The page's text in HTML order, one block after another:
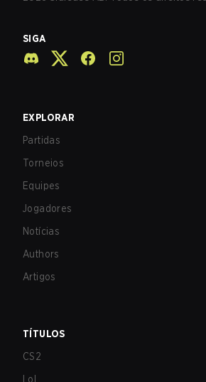
SIGA
EXPLORAR
Partidas
Torneios
Equipes
Jogadores
Notícias
Authors
Artigos
TÍTULOS
CS2
LoL